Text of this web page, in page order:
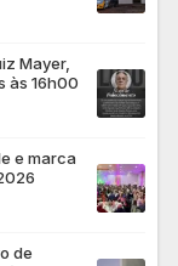
Mayer,
às 16h00
e marca
de